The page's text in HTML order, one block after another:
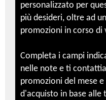
personalizzato per
più desideri, oltre ad
promozioni in corso di
Completa i campi
nelle note e ti
promozioni del mese
d'acquisto in base alle